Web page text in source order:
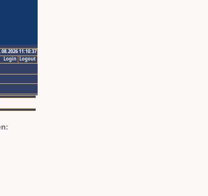
11:10:37
Logout
Login